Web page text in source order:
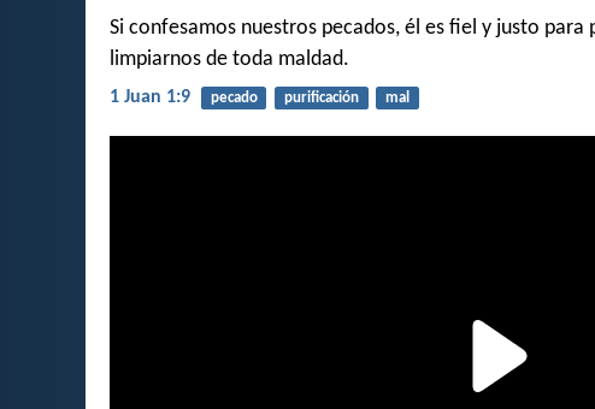
Si confesamos nuestros pecados, él es fiel y justo
limpiarnos de toda maldad.
1 Juan 1:9 pecado purificación mal